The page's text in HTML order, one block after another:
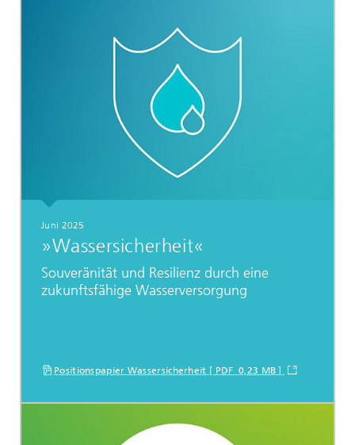
Juni 2025
»Wassersicherheit«
Souveränität und Resilienz durch eine
zukunftsfähige Wasserversorgung
Positionspapier Wassersicherheit [ PDF 0,23 MB ]